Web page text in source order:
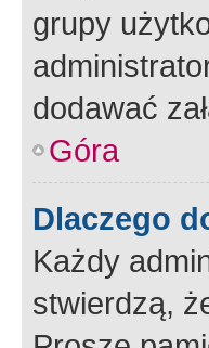
grupy
dodawać
Góra
Dlaczego
Każdy
stwierdzą,